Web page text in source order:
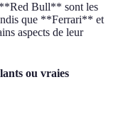
Bull** sont les
que **Ferrari** et
aspects de leur
ou vraies